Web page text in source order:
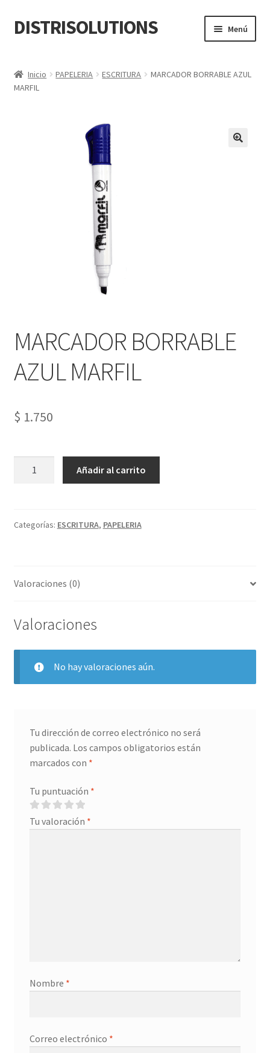
Ir
a
navegación
Ir
al
DISTRISOLUTIONS Menú
Cart
Cotizar Productos
Inicio PAPELERIA ESCRITURA
MARCADOR BORRABLE AZUL
MARFIL
MARCADOR BORRABLE
AZUL MARFIL
$ 1.750
cantidad
Añadir al carrito
Categorías: ESCRITURA, PAPELERIA
Valoraciones (0)
Valoraciones
No hay valoraciones aún.
Tu dirección de correo electrónico no será
publicada. Los campos obligatorios están
marcados con *
Tu puntuación *
Tu valoración *
Nombre *
Correo electrónico *